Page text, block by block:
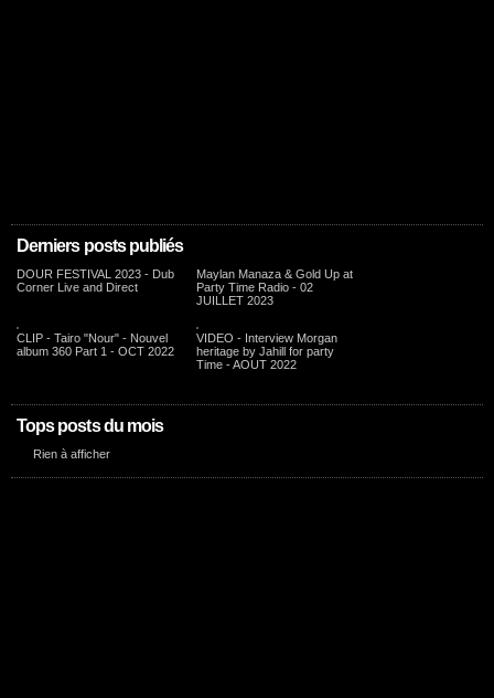
Derniers posts publiés
DOUR FESTIVAL 2023 - Dub
Corner Live and Direct
Maylan Manaza & Gold Up at
Party Time Radio - 02
JUILLET 2023
CLIP - Tairo "Nour" - Nouvel
album 360 Part 1 - OCT 2022
VIDEO - Interview Morgan
heritage by Jahill for party
Time - AOUT 2022
Tops posts du mois
Rien à afficher